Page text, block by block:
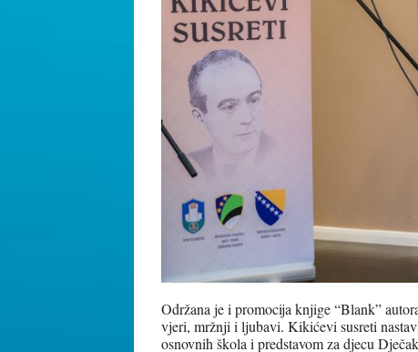
Održana je i promocija knjige “Blank”
vjeri, mržnji i ljubavi. Kikićevi susreti
osnovnih škola i predstavom za djecu